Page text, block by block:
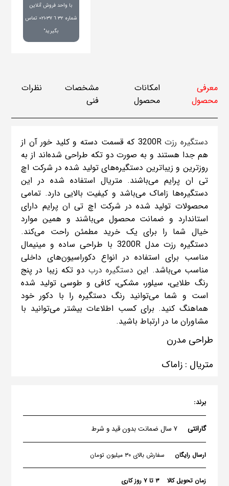
با واحد فروش آنلاین
شماره ٣٢ ٦ ٣٧-٠٢١ تماس
بگیرید"
معرفی
محصول
امکانات
محصول
مشخصات
فنی
نظرات
دستگیره رزت
3200R که قسمت دسته و کلید خور آن از
هم جدا هستند و به صورت دو تکه طراحی شده‌اند از به
روزترین و زیباترین دستگیره‌های تولید شده در شرکت اچ
تی ان پرایم می‌باشند. متریال استفاده شده در این
دستگیره‌ها زاماک می‌باشد و کیفیت بالایی دارد. تمامی
محصولات تولید شده در شرکت اچ تی ان پرایم دارای
استاندارد و ضمانت محصول می‌باشند و همین موارد
خیال شما را برای یک خرید مطمئن راحت می‌کند.
دستگیره رزت مدل 3200R با طراحی ساده و مینیمال
مناسب برای استفاده در انواع دکوراسیون‌های داخلی
مناسب می‌باشد. این دستگیره دربدو تکه زیبا در پنج
رنگ طلایی، سیلور، مشکی، کافی و طوسی تولید شده
است و شما می‌توانید رنگ دستگیره را با دکور خود
هماهنگ کنید. برای کسب اطلاعات بیشتر می‌توانید با
مشاوران ما در ارتباط باشید.
طراحی مدرن
متریال : زاماک
برند:
گارانتی ۷ سال ضمانت بدون قید و شرط
ارسال رایگان سفارش بالای ۳۰ میلیون تومان
زمان تحویل کالا ۳ تا ۷ روز کاری